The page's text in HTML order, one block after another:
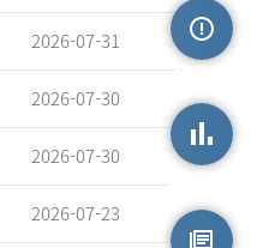
2026-07-31
2026-07-30
2026-07-30
2026-07-23
손상정보